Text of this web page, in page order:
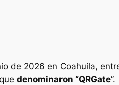
de 2026 en Coahuila,
denominaron “QRGate”.